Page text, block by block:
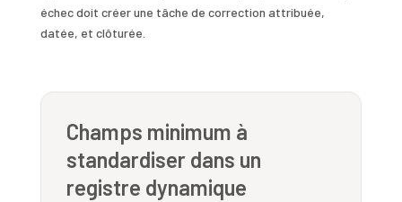
échec doit créer une tâche de correction attribuée,
datée, et clôturée.
Champs minimum à
standardiser dans un
registre dynamique